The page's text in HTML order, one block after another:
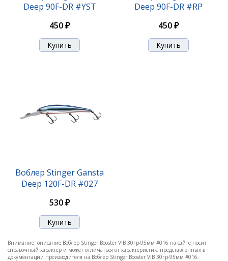
Deep 90F-DR #YST
450 ₽
Deep 90F-DR #RP
450 ₽
Воблер Stinger Gansta
Deep 120F-DR #027
530 ₽
Внимание: описание Воблер Stinger Booster VIB 30гр-95мм #016 на сайте носит
справочный характер и может отличаться от характеристик, представленных в
документации производителя на Воблер Stinger Booster VIB 30гр-95мм #016.